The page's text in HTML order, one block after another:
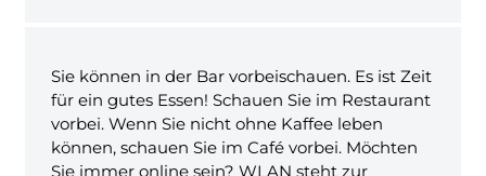
Sie können in der Bar vorbeischauen. Es ist Zeit
für ein gutes Essen! Schauen Sie im Restaurant
vorbei. Wenn Sie nicht ohne Kaffee leben
können, schauen Sie im Café vorbei. Möchten
Sie immer online sein? WLAN steht zur